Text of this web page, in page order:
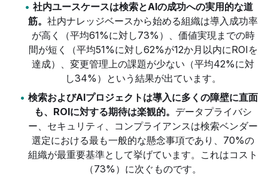
社内ユースケースは検索とAIの成功への実用的な道
筋。 社内ナレッジベースから始める組織は導入成功率
が高く（平均61%に対し73%）、価値実現までの時
間が短く（平均51%に対し62%が12か月以内にROIを
達成）、変更管理上の課題が少ない（平均42%に対
し34%）という結果が出ています。
検索およびAIプロジェクトは導入に多くの障壁に直面
も、ROIに対する期待は楽観的。 データプライバシ
ー、セキュリティ、コンプライアンスは検索ベンダー
選定における最も一般的な懸念事項であり、70%の
組織が最重要基準として挙げています。これはコスト
（73%）に次ぐものです。